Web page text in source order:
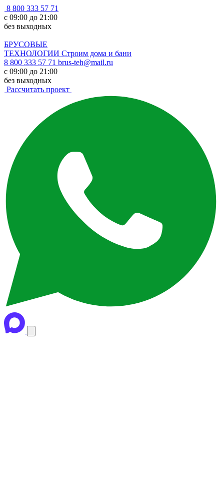
8 800 333 57 71
с 09:00 до 21:00
без выходных
БРУСОВЫЕ
ТЕХНОЛОГИИ Строим дома и бани
8 800 333 57 71 brus-teh@mail.ru
с 09:00 до 21:00
без выходных
Рассчитать проект